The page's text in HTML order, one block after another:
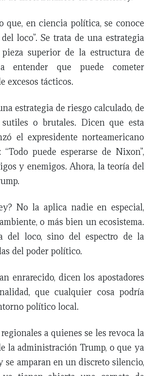
que, en ciencia política, se conoce
loco”. Se trata de una estrategia
superior de la estructura de
entender que puede cometer
excesos tácticos.
estrategia de riesgo calculado, de
o brutales. Dicen que esta
el expresidente norteamericano
puede esperarse de Nixon”,
y enemigos. Ahora, la teoría del
No la aplica nadie en especial,
o más bien un ecosistema.
del loco, sino del espectro de la
del poder político.
enrarecido, dicen los apostadores
que cualquier cosa podría
político local.
a quienes se les revoca la
la administración Trump, o que ya
se amparan en un discreto silencio,